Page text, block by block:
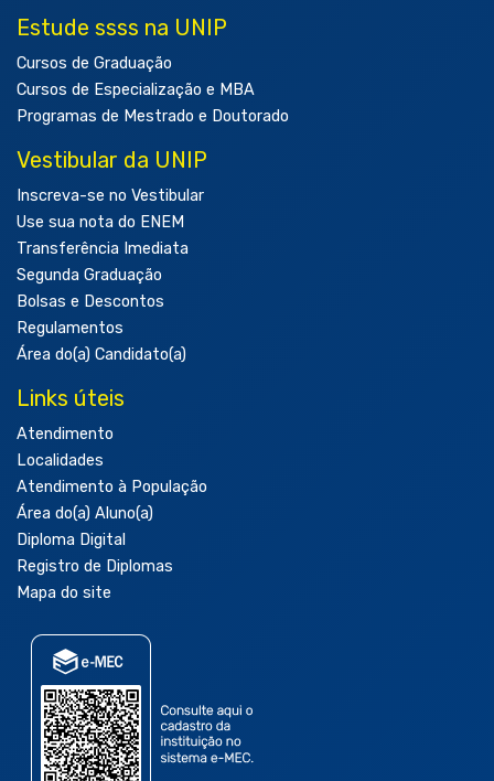
Estude ssss na UNIP
Cursos de Graduação
Cursos de Especialização e MBA
Programas de Mestrado e Doutorado
Vestibular da UNIP
Inscreva-se no Vestibular
Use sua nota do ENEM
Transferência Imediata
Segunda Graduação
Bolsas e Descontos
Regulamentos
Área do(a) Candidato(a)
Links úteis
Atendimento
Localidades
Atendimento à População
Área do(a) Aluno(a)
Diploma Digital
Registro de Diplomas
Mapa do site